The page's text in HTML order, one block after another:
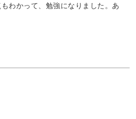
が、それぞれの野菜に刺繍でよく
わかって、勉強になりました。あ